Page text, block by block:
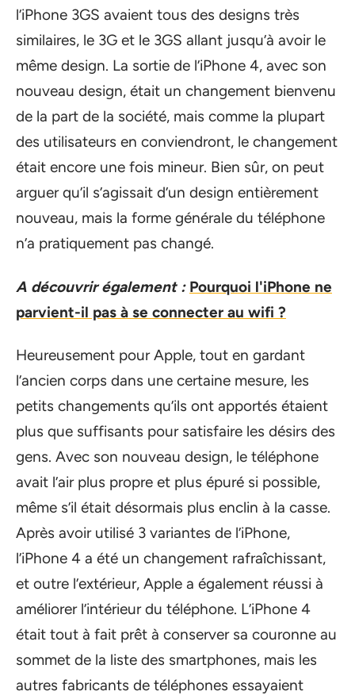
l’iPhone 3GS avaient tous des designs très
similaires, le 3G et le 3GS allant jusqu’à avoir le
même design. La sortie de l’iPhone 4, avec son
nouveau design, était un changement bienvenu
de la part de la société, mais comme la plupart
des utilisateurs en conviendront, le changement
était encore une fois mineur. Bien sûr, on peut
arguer qu’il s’agissait d’un design entièrement
nouveau, mais la forme générale du téléphone
n’a pratiquement pas changé.
A découvrir également : Pourquoi l'iPhone ne
parvient-il pas à se connecter au wifi ?
Heureusement pour Apple, tout en gardant
l’ancien corps dans une certaine mesure, les
petits changements qu’ils ont apportés étaient
plus que suffisants pour satisfaire les désirs des
gens. Avec son nouveau design, le téléphone
avait l’air plus propre et plus épuré si possible,
même s’il était désormais plus enclin à la casse.
Après avoir utilisé 3 variantes de l’iPhone,
l’iPhone 4 a été un changement rafraîchissant,
et outre l’extérieur, Apple a également réussi à
améliorer l’intérieur du téléphone. L’iPhone 4
était tout à fait prêt à conserver sa couronne au
sommet de la liste des smartphones, mais les
autres fabricants de téléphones essayaient